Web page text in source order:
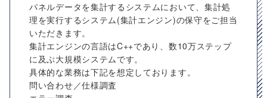
パネルデータを集計するシステムにおいて、集計処
理を実行するシステム(集計エンジン)の保守をご担当
いただきます。
集計エンジンの言語はC++であり、数10万ステップ
に及ぶ大規模システムです。
具体的な業務は下記を想定しております。
問い合わせ／仕様調査